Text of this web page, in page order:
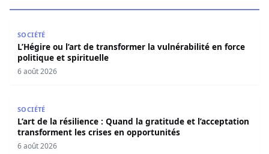
SOCIÉTÉ
L’Hégire ou l’art de transformer la vulnérabilité en force
politique et spirituelle
6 août 2026
SOCIÉTÉ
L’art de la résilience : Quand la gratitude et l’acceptation
transforment les crises en opportunités
6 août 2026